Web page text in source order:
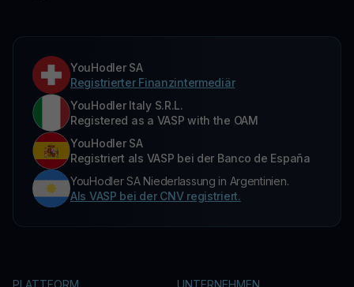
YouHodler SA
Registrierter Finanzintermediär
YouHodler Italy S.R.L.
Registered as a VASP with the OAM
YouHodler SA
Registriert als VASP bei der Banco de España
YouHodler SA Niederlassung in Argentinien.
Als VASP bei der CNV registriert.